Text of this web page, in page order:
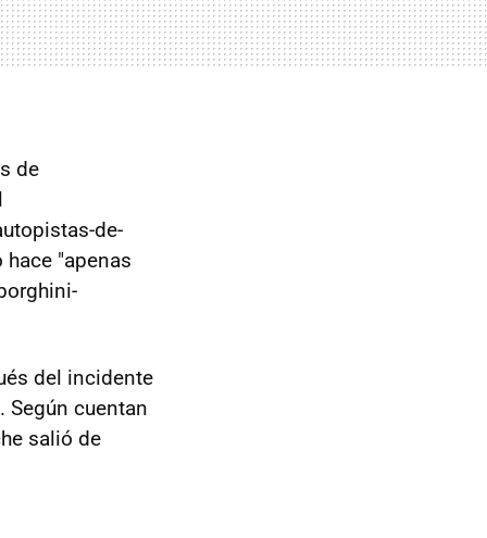
de
de-
"apenas
del incidente
Según cuentan
salió de